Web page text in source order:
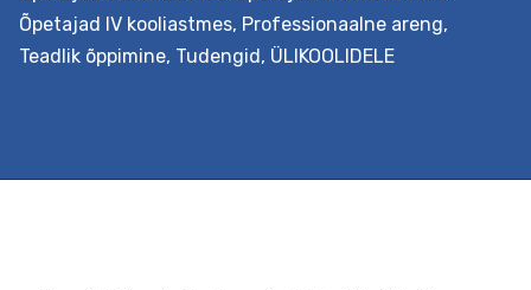
Õpetajad IV kooliastmes, Professionaalne areng,
Teadlik õppimine, Tudengid, ÜLIKOOLIDELE